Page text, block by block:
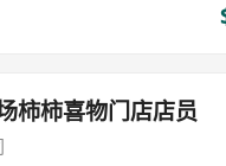
柿柿喜物门店店员